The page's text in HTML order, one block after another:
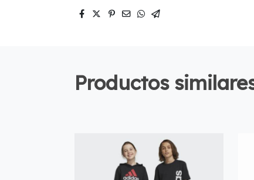
Productos